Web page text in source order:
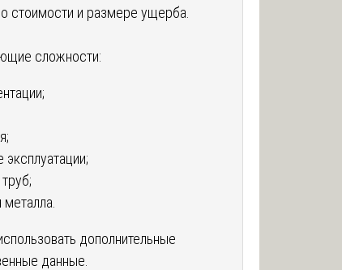
и размере ущерба.
сложности:
дополнительные
данные.